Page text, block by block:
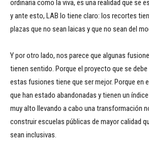
ordinaria como la viva, es una realidad que se
y ante esto, LAB lo tiene claro: los recortes
plazas que no sean laicas y que no sean del
Y por otro lado, nos parece que algunas
tienen sentido. Porque el proyecto que se debe
estas fusiones tiene que ser mejor. Porque en
que han estado abandonadas y tienen un
muy alto llevando a cabo una transformación
construir escuelas públicas de mayor calidad
sean inclusivas.